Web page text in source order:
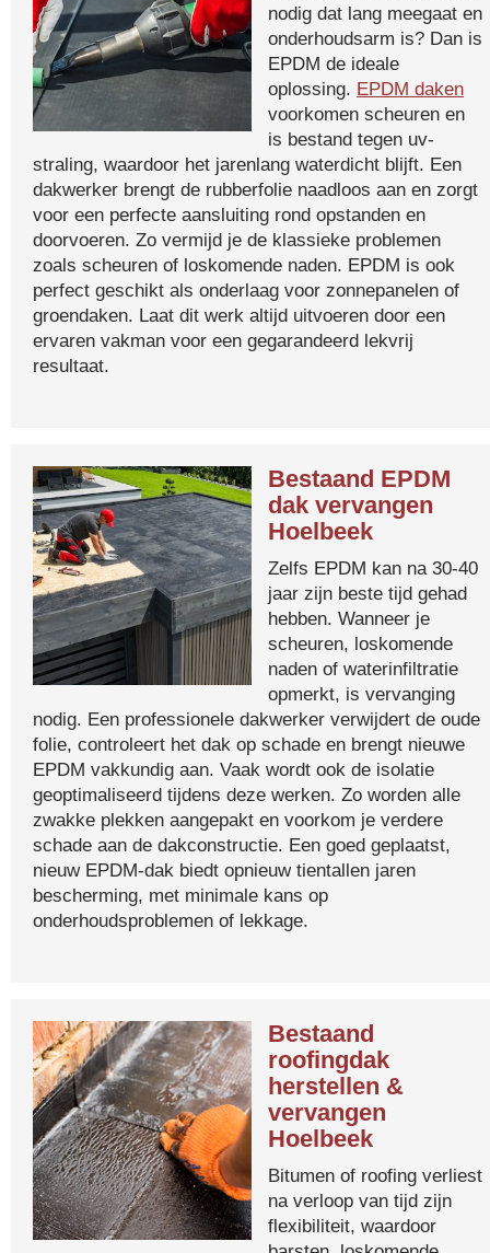
nodig dat lang meegaat en
onderhoudsarm is? Dan is
EPDM de ideale
oplossing. EPDM daken
voorkomen scheuren en
is bestand tegen uv-
straling, waardoor het jarenlang waterdicht blijft. Een
dakwerker brengt de rubberfolie naadloos aan en zorgt
voor een perfecte aansluiting rond opstanden en
doorvoeren. Zo vermijd je de klassieke problemen
zoals scheuren of loskomende naden. EPDM is ook
perfect geschikt als onderlaag voor zonnepanelen of
groendaken. Laat dit werk altijd uitvoeren door een
ervaren vakman voor een gegarandeerd lekvrij
resultaat.
Bestaand EPDM
dak vervangen
Hoelbeek
Zelfs EPDM kan na 30-40
jaar zijn beste tijd gehad
hebben. Wanneer je
scheuren, loskomende
naden of waterinfiltratie
opmerkt, is vervanging
nodig. Een professionele dakwerker verwijdert de oude
folie, controleert het dak op schade en brengt nieuwe
EPDM vakkundig aan. Vaak wordt ook de isolatie
geoptimaliseerd tijdens deze werken. Zo worden alle
zwakke plekken aangepakt en voorkom je verdere
schade aan de dakconstructie. Een goed geplaatst,
nieuw EPDM-dak biedt opnieuw tientallen jaren
bescherming, met minimale kans op
onderhoudsproblemen of lekkage.
Bestaand
roofingdak
herstellen &
vervangen
Hoelbeek
Bitumen of roofing verliest
na verloop van tijd zijn
flexibiliteit, waardoor